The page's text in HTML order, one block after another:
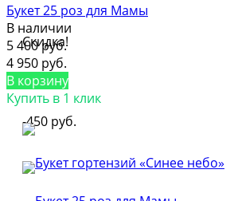
Скидка!
-450 руб.
Букет 25 роз для Мамы
В наличии
5 400 руб.
4 950 руб.
В корзину
Купить в 1 клик